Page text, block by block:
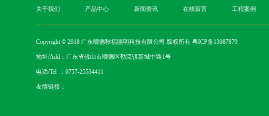
关于我们 产品中心 新闻资讯 在线留言 工程案例
Copyright © 2018 广东顺德秋福照明科技有限公司 版权所有 粤ICP备13087879
地址/Add：广东省佛山市顺德区勒流镇新城中路1号
电话/Tel ：0757-25534411
友情链接：